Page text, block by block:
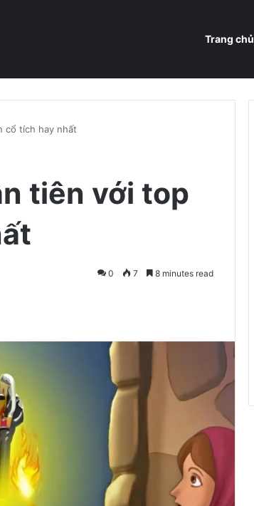
Trang chủ
cổ tích hay nhất
tiên với top
0 7 8 minutes read